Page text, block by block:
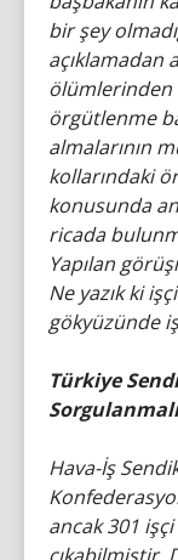
bir şey
açıklamadan
ölümlerinden
örgütlenme
almalarının
kollarındaki
konusunda
ricada
Yapılan
Ne yazık ki
gökyüzünde
Türkiye
Hava-İş
ancak 301